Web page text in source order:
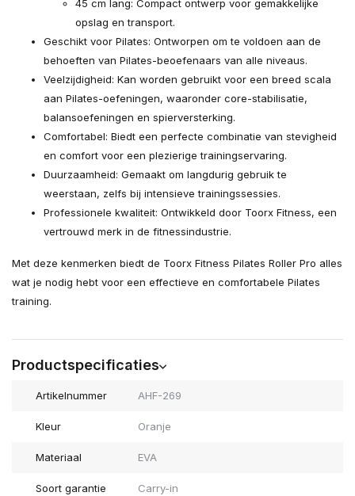
45 cm lang: Compact ontwerp voor gemakkelijke
opslag en transport.
Geschikt voor Pilates: Ontworpen om te voldoen aan de
behoeften van Pilates-beoefenaars van alle niveaus.
Veelzijdigheid: Kan worden gebruikt voor een breed scala
aan Pilates-oefeningen, waaronder core-stabilisatie,
balansoefeningen en spierversterking.
Comfortabel: Biedt een perfecte combinatie van stevigheid
en comfort voor een plezierige trainingservaring.
Duurzaamheid: Gemaakt om langdurig gebruik te
weerstaan, zelfs bij intensieve trainingssessies.
Professionele kwaliteit: Ontwikkeld door Toorx Fitness, een
vertrouwd merk in de fitnessindustrie.
Met deze kenmerken biedt de Toorx Fitness Pilates Roller Pro alles
wat je nodig hebt voor een effectieve en comfortabele Pilates
training.
Productspecificaties
Artikelnummer AHF-269
Kleur Oranje
Materiaal EVA
Soort garantie Carry-in